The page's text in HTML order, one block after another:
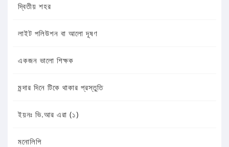
দ্বিতীয় শহর
লাইট পলিউশন বা আলো দূষণ
একজন ভালো শিক্ষক
মন্দার দিনে টিকে থাকার প্রস্তুতি
ইয়নঃ ভি.আর এরা (১)
মনোলিপি